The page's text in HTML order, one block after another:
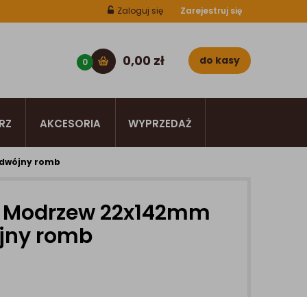
Zaloguj się Zarejestruj się
0 0,00 zł do kasy
AKCESORIA WYPRZEDAŻ
romb
22x142mm
romb